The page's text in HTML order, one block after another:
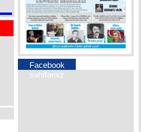
Facebook
səhifəmiz